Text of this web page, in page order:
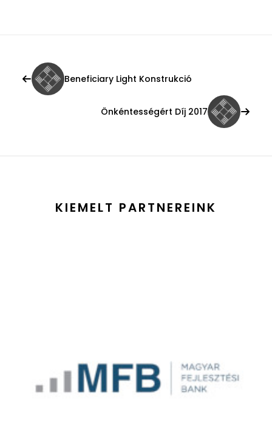
Beneficiary Light Konstrukció
Önkéntességért Díj 2017
KIEMELT PARTNEREINK